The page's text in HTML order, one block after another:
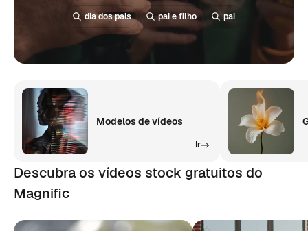
dia dos pais pai e filho pai
Modelos de vídeos
Ir
Descubra os vídeos stock gratuitos do
Magnific